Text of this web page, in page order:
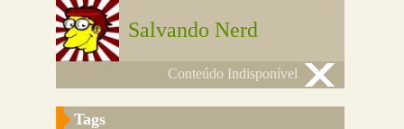
Salvando Nerd
Conteúdo Indisponível
Tags